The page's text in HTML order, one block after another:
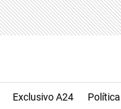
Exclusivo A24 Política